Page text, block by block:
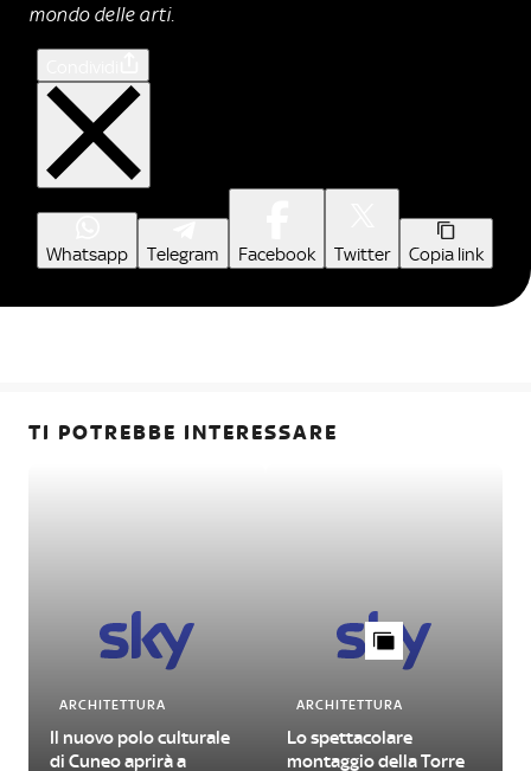
mondo delle arti.
Whatsapp Telegram Facebook Twitter Copia link
TI POTREBBE INTERESSARE
ARCHITETTURA
Il nuovo polo culturale
di Cuneo aprirà a
ARCHITETTURA
Lo spettacolare
montaggio della Torre